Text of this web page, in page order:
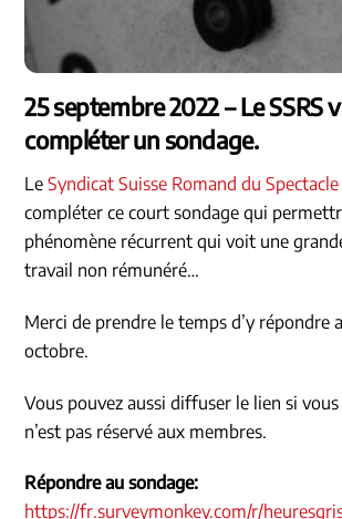
25 septembre 2022 – Le SSRS
compléter un sondage.
LeSyndicat Suisse Romand du Spectacle
compléter ce court sondage qui
phénomène récurrent qui voit une
travail non rémunéré…
Merci de prendre le temps d’y répondre
octobre.
Vous pouvez aussi diffuser le lien si
n’est pas réservé aux membres.
Répondre au sondage:
https://fr.surveymonkey.com/r/